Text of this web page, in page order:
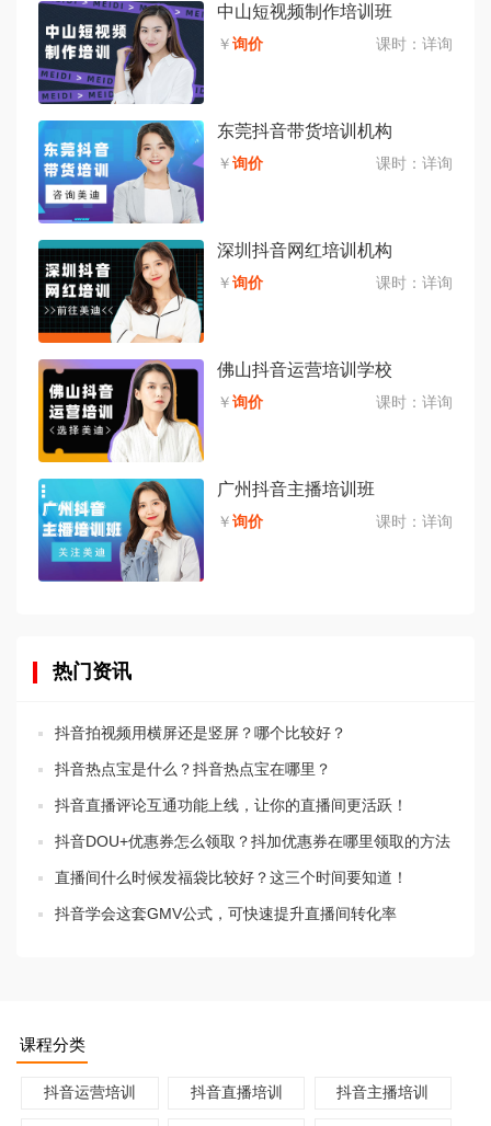
中山短视频制作培训班
￥询价 课时： 详询
东莞抖音带货培训机构
￥询价 课时： 详询
深圳抖音网红培训机构
￥询价 课时： 详询
佛山抖音运营培训学校
￥询价 课时： 详询
广州抖音主播培训班
￥询价 课时： 详询
热门资讯
抖音拍视频用横屏还是竖屏？哪个比较好？
抖音热点宝是什么？抖音热点宝在哪里？
抖音直播评论互通功能上线，让你的直播间更活跃！
抖音DOU+优惠券怎么领取？抖加优惠券在哪里领取的方法
直播间什么时候发福袋比较好？这三个时间要知道！
抖音学会这套GMV公式，可快速提升直播间转化率
课程分类
抖音运营培训 抖音直播培训 抖音主播培训